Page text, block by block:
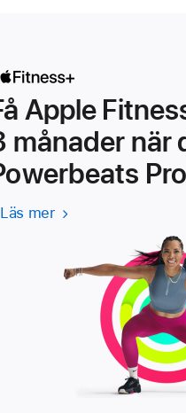
Apple
månader när
Läs mer Läs
Apple Fitness+